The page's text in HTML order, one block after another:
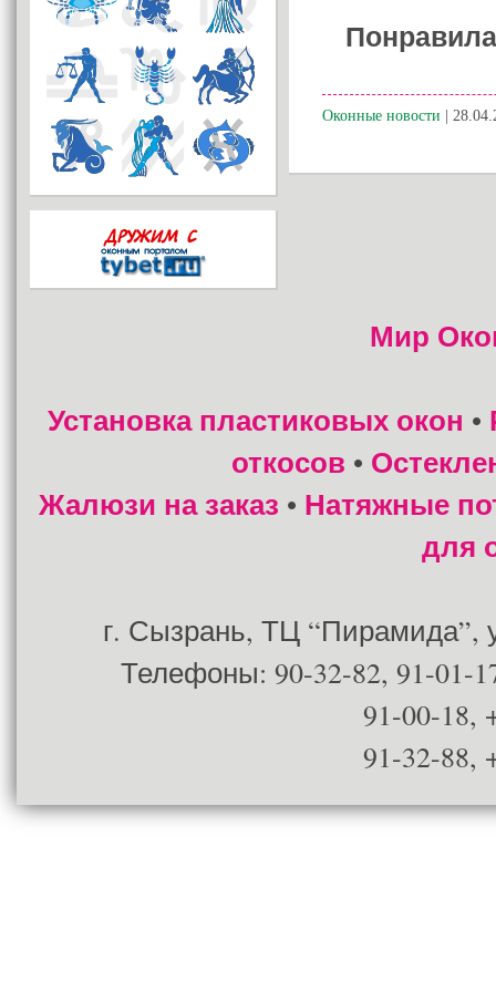
Оконные новости |
Мир
Установка пластиковых окон •
откосов •
Жалюзи на заказ • Натяжные
для
г. Сызрань, ТЦ “Пирамида”,
Телефоны: 90-32-82, 91-01-
91-00-18,
91-32-88,